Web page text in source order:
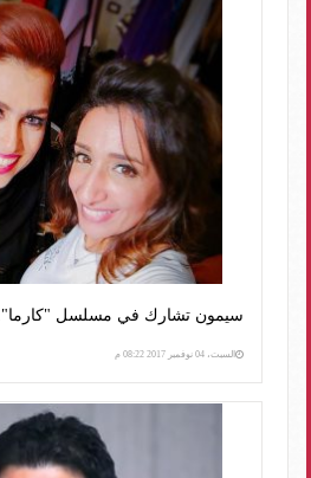
سيمون تشارك في مسلسل "كارما"..
السبت، 04 نوفمبر 2017 08:22 م